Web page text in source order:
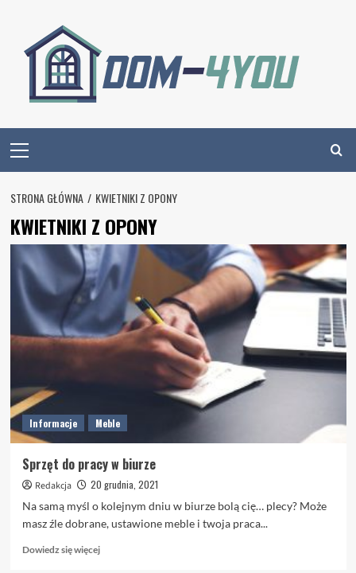
content
Menu
STRONA GŁÓWNA KWIETNIKI Z OPONY
KWIETNIKI Z OPONY
Informacje Meble
Sprzęt do pracy w biurze
Redakcja
20 grudnia, 2021
Na samą myśl o kolejnym dniu w biurze bolą cię… plecy? Może
masz źle dobrane, ustawione meble i twoja praca...
Dowiedz się więcejDowiedz